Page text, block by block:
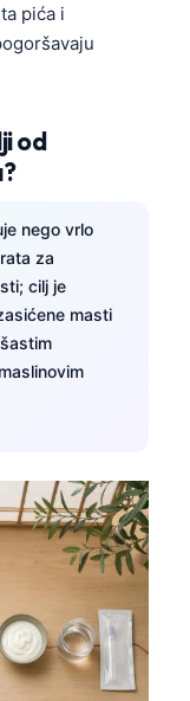
pića i
od
nego vrlo
za
cilj je
masti